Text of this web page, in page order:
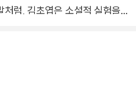
처럼, 김초엽은 소설적 실험을
높은 이야기를 통해 우리에게
왔다.
다각적으로 질문을 던지는 총